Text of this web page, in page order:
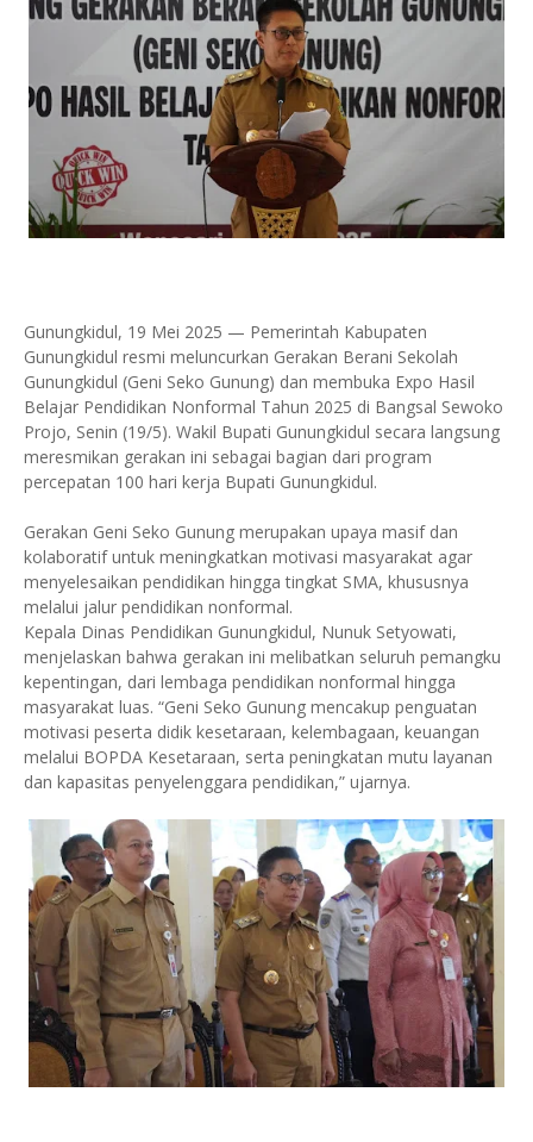
Gunungkidul, 19 Mei 2025 — Pemerintah Kabupaten
Gunungkidul resmi meluncurkan Gerakan Berani Sekolah
Gunungkidul (Geni Seko Gunung) dan membuka Expo Hasil
Belajar Pendidikan Nonformal Tahun 2025 di Bangsal Sewoko
Projo, Senin (19/5). Wakil Bupati Gunungkidul secara langsung
meresmikan gerakan ini sebagai bagian dari program
percepatan 100 hari kerja Bupati Gunungkidul.
Gerakan Geni Seko Gunung merupakan upaya masif dan
kolaboratif untuk meningkatkan motivasi masyarakat agar
menyelesaikan pendidikan hingga tingkat SMA, khususnya
melalui jalur pendidikan nonformal.
Kepala Dinas Pendidikan Gunungkidul, Nunuk Setyowati,
menjelaskan bahwa gerakan ini melibatkan seluruh pemangku
kepentingan, dari lembaga pendidikan nonformal hingga
masyarakat luas. “Geni Seko Gunung mencakup penguatan
motivasi peserta didik kesetaraan, kelembagaan, keuangan
melalui BOPDA Kesetaraan, serta peningkatan mutu layanan
dan kapasitas penyelenggara pendidikan,” ujarnya.